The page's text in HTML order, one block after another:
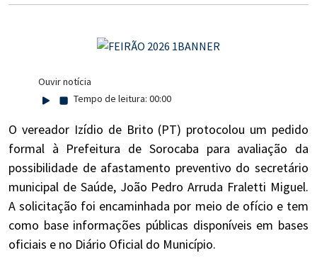
Ouvir notícia
Tempo de leitura: 00:00
O vereador Izídio de Brito (PT) protocolou um pedido
formal à Prefeitura de Sorocaba para avaliação da
possibilidade de afastamento preventivo do secretário
municipal de Saúde, João Pedro Arruda Fraletti Miguel.
A solicitação foi encaminhada por meio de ofício e tem
como base informações públicas disponíveis em bases
oficiais e no Diário Oficial do Município.